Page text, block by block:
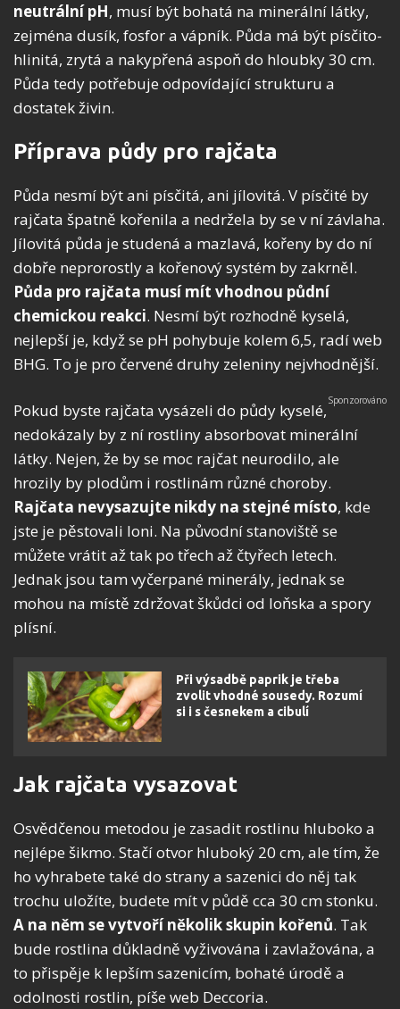
neutrální pH, musí být bohatá na minerální látky,
zejména dusík, fosfor a vápník. Půda má být písčito-
hlinitá, zrytá a nakypřená aspoň do hloubky 30 cm.
Půda tedy potřebuje odpovídající strukturu a
dostatek živin.
Příprava půdy pro rajčata
Půda nesmí být ani písčitá, ani jílovitá. V písčité by
rajčata špatně kořenila a nedržela by se v ní závlaha.
Jílovitá půda je studená a mazlavá, kořeny by do ní
dobře neprorostly a kořenový systém by zakrněl.
Půda pro rajčata musí mít vhodnou půdní
chemickou reakci. Nesmí být rozhodně kyselá,
nejlepší je, když se pH pohybuje kolem 6,5, radí web
BHG. To je pro červené druhy zeleniny nejvhodnější.
Pokud byste rajčata vysázeli do půdy kyselé,
nedokázaly by z ní rostliny absorbovat minerální
látky. Nejen, že by se moc rajčat neurodilo, ale
hrozily by plodům i rostlinám různé choroby.
Rajčata nevysazujte nikdy na stejné místo, kde
jste je pěstovali loni. Na původní stanoviště se
můžete vrátit až tak po třech až čtyřech letech.
Jednak jsou tam vyčerpané minerály, jednak se
mohou na místě zdržovat škůdci od loňska a spory
plísní.
Při výsadbě paprik je třeba
zvolit vhodné sousedy. Rozumí
si i s česnekem a cibulí
Jak rajčata vysazovat
Osvědčenou metodou je zasadit rostlinu hluboko a
nejlépe šikmo. Stačí otvor hluboký 20 cm, ale tím, že
ho vyhrabete také do strany a sazenici do něj tak
trochu uložíte, budete mít v půdě cca 30 cm stonku.
A na něm se vytvoří několik skupin kořenů. Tak
bude rostlina důkladně vyživována i zavlažována, a
to přispěje k lepším sazenicím, bohaté úrodě a
odolnosti rostlin, píše web Deccoria.